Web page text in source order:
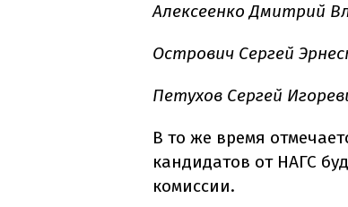
Алексеенко Дмитрий
Острович Сергей
Петухов Сергей
В то же время
кандидатов от НАГС
комиссии.